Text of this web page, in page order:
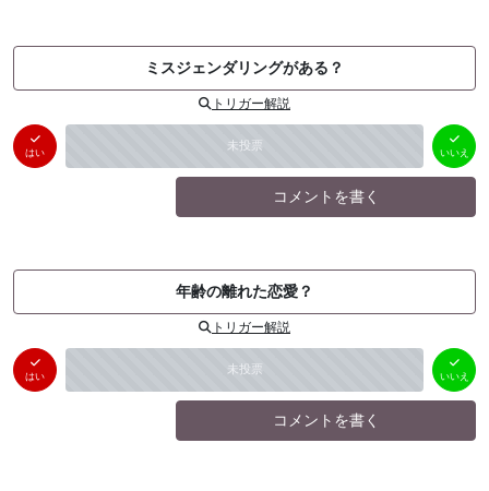
ミスジェンダリングがある？
トリガー解説
はい 未投票
いいえ
（ 0件）
いいえ
コメントを書く
年齢の離れた恋愛？
トリガー解説
はい 未投票
いいえ
（ 0件）
いいえ
コメントを書く